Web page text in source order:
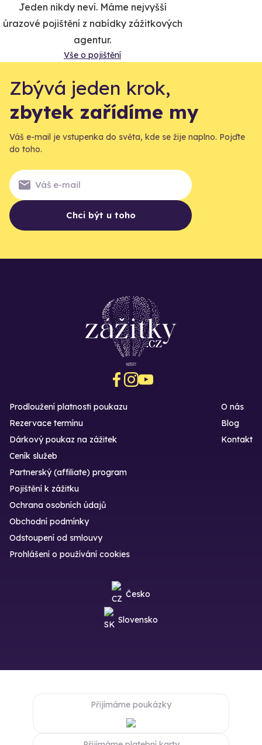
Jeden nikdy neví. Máme nejvyšší
úrazové pojištění z nabídky zážitkových
agentur.
Vše o pojištění
Zbývá jeden krok,
zbytek zařídíme my
Váš e-mail je vstupenka do světa, kde se žije naplno. Pojďte
do toho.
Chci být u toho
Prodloužení platnosti poukazu
Rezervace termínu
Dárkový poukaz na zážitek
O nás
Blog
Kontakt
Ceník služeb
Partnerský (affiliate) program
Pojištění k zážitku
Ochrana osobních údajů
Obchodní podmínky
Odstoupení od smlouvy
Prohlášení o používání cookies
Česko
Slovensko
Přijímáme poukázky